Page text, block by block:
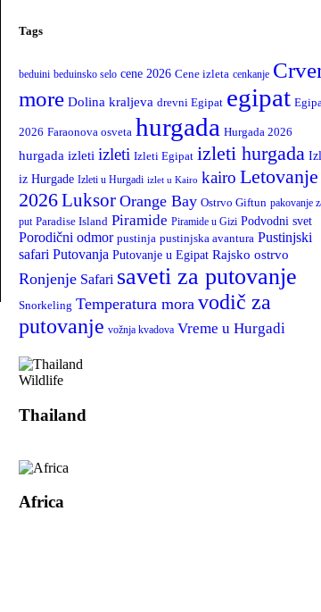
Tags
beduini beduinsko selo cene 2026 Cene izleta cenkanje
more Dolina kraljeva drevni Egipat egipat
2026 Faraonova osveta hurgada Hurgada 2026
hurgada izleti izleti Izleti Egipat izleti hurgada
iz Hurgade Izleti u Hurgadi izlet u Kairo kairo Letovanje
2026Luksor Orange Bay Ostrvo Giftun pakovanje
put Paradise Island Piramide Piramide u Gizi Podvodni svet
Porodični odmor pustinja pustinjska avantura Pustinjski
safari Putovanja Putovanje u Egipat Rajsko ostrvo
Ronjenje Safari saveti za putovanje
Snorkeling Temperatura mora vodič za
putovanje vožnja kvadova Vreme u Hurgadi
Wildlife
Thailand
Africa